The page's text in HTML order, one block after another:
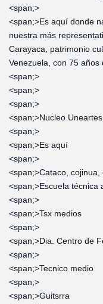
<span;>‎
<span;>‎Es aquí donde
nuestra más
Carayaca, patrimonio
Venezuela, con 75 años
<span;>‎
<span;>‎
<span;>‎
<span;>‎Nucleo
<span;>‎
<span;>‎Es aquí
<span;>‎
<span;>‎Cataco,
<span;>‎Escuela técnica
<span;>‎
<span;>‎Tsx medios
<span;>‎
<span;>‎Dia. Centro de
<span;>‎
<span;>‎Tecnico medio
<span;>‎
<span;>‎Guitsrra